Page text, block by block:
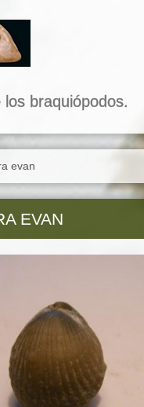
braquiópodos.
evan
EVAN